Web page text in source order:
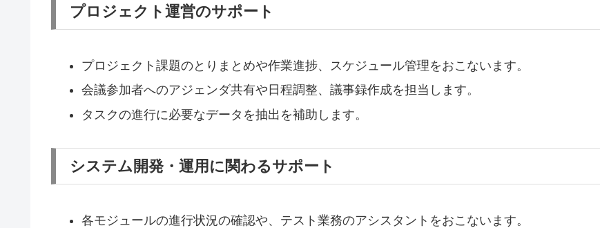
プロジェクト運営のサポート
プロジェクト課題のとりまとめや作業進捗、スケジュール管理をおこないます。
会議参加者へのアジェンダ共有や日程調整、議事録作成を担当します。
タスクの進行に必要なデータを抽出を補助します。
システム開発・運用に関わるサポート
各モジュールの進行状況の確認や、テスト業務のアシスタントをおこないます。